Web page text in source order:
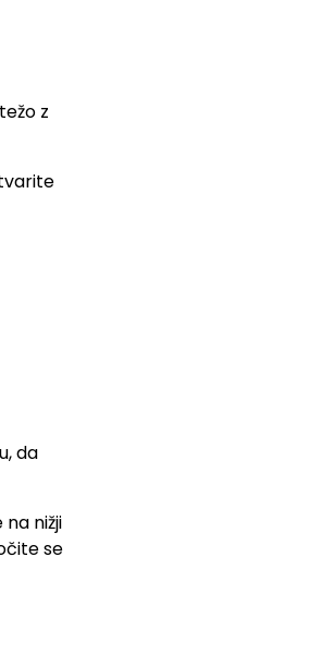
z
da
nižji
se